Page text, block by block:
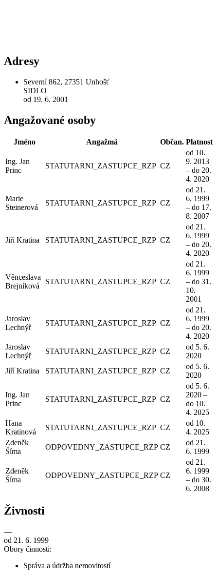
Adresy
Severní 862, 27351 Unhošť
SIDLO
od 19. 6. 2001
Angažované osoby
Jméno Angažmá Občan. Platnost
Ing. Jan
Princ
STATUTARNI_ZASTUPCE_RZP CZ
od 10.
9. 2013
– do 20.
4. 2020
Marie
Steinerová
STATUTARNI_ZASTUPCE_RZP CZ
od 21.
6. 1999
– do 17.
8. 2007
Jiří Kratina STATUTARNI_ZASTUPCE_RZP CZ
od 21.
6. 1999
– do 20.
4. 2020
Věnceslava
Brejníková
STATUTARNI_ZASTUPCE_RZP CZ
od 21.
6. 1999
– do 31.
10.
2001
Jaroslav
Lechnýř
STATUTARNI_ZASTUPCE_RZP CZ
od 21.
6. 1999
– do 20.
4. 2020
Jaroslav
Lechnýř
STATUTARNI_ZASTUPCE_RZP CZ
od 5. 6.
2020
Jiří Kratina
STATUTARNI_ZASTUPCE_RZP CZ
od 5. 6.
2020
Ing. Jan
Princ
STATUTARNI_ZASTUPCE_RZP CZ
od 5. 6.
2020 –
do 10.
4. 2025
Hana
Kratinová
STATUTARNI_ZASTUPCE_RZP CZ
od 10.
4. 2025
Zdeněk
Šíma
ODPOVEDNY_ZASTUPCE_RZP CZ
od 21.
6. 1999
Zdeněk
Šíma
ODPOVEDNY_ZASTUPCE_RZP CZ
od 21.
6. 1999
– do 30.
6. 2008
Živnosti
—
od 21. 6. 1999
Obory činnosti:
Správa a údržba nemovitostí